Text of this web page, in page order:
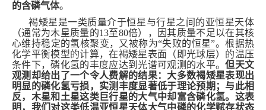
的含磷气体。
褐矮星 是一类质量介于恒星与行星之间的亚恒星天体
（通常为木星质量的13至80倍）， 因其质量不足以在其核
心维持稳定的氢核聚变，又被称为“失败的恒星”。根据热
化学平衡模型的计算，在褐矮星表面（即光球层）的温压
条件下，磷化氢的丰度应达到光谱可观测的水平。但天文
观测却给出了一个令人费解的结果：大多数褐矮星表现出
明显的磷化氢亏损， 实测丰度显著低于理论预期；与 此相
反，木星和土星这类巨行星的大气中却富含磷化氢。 这表
明，我们 对这类低温亚恒星天体大气中磷的化学赋存状态